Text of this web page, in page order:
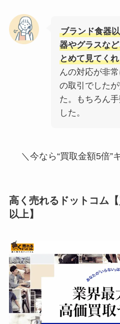
ブランド食器
器やグラスな
とめて見てく
んの対応が非
の取引でした
た。もちろん
した。
＼今なら“買取金額5倍”
高く売れるドットコム 【
以上】